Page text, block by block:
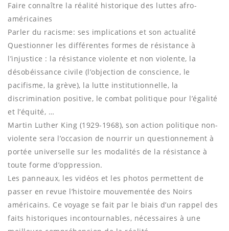
Faire connaître la réalité historique des luttes afro-
américaines
Parler du racisme: ses implications et son actualité
Questionner les différentes formes de résistance à
l’injustice : la résistance violente et non violente, la
désobéissance civile (l’objection de conscience, le
pacifisme, la grève), la lutte institutionnelle, la
discrimination positive, le combat politique pour l’égalité
et l’équité, …
Martin Luther King (1929-1968), son action politique non-
violente sera l’occasion de nourrir un questionnement à
portée universelle sur les modalités de la résistance à
toute forme d’oppression.
Les panneaux, les vidéos et les photos permettent de
passer en revue l’histoire mouvementée des Noirs
américains. Ce voyage se fait par le biais d’un rappel des
faits historiques incontournables, nécessaires à une